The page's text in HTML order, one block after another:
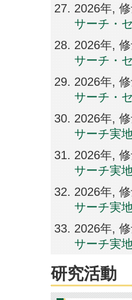
2026年,
サーチ・
2026年,
サーチ・
2026年,
サーチ・
2026年,
サーチ実
2026年,
サーチ実
2026年,
サーチ実
2026年,
サーチ実
研究活動